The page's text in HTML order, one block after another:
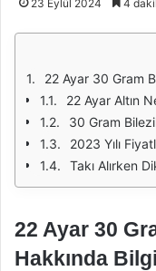
23 Eylül 2024 4
22 Ayar 30 Gram
22 Ayar Altın
30 Gram
2023 Yılı
Takı Alırken
22 Ayar 30
Hakkında